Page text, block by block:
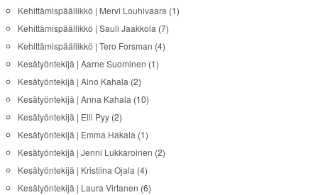
Kehittämispäällikkö | Mervi Louhivaara (1)
Kehittämispäällikkö | Sauli Jaakkola (7)
Kehittämispäällikkö | Tero Forsman (4)
Kesätyöntekijä | Aarne Suominen (1)
Kesätyöntekijä | Aino Kahala (2)
Kesätyöntekijä | Anna Kahala (10)
Kesätyöntekijä | Elli Pyy(2)
Kesätyöntekijä | Emma Hakala (1)
Kesätyöntekijä | Jenni Lukkaroinen (2)
Kesätyöntekijä | Kristiina Ojala (4)
Kesätyöntekijä | Laura Virtanen (6)